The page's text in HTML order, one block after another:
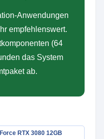
Anwendungen
empfehlenswert.
(64
das System
ab.
RTX 3080 12GB